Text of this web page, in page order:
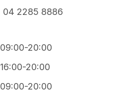
04 2285 8886
09:00-20:00
16:00-20:00
09:00-20:00